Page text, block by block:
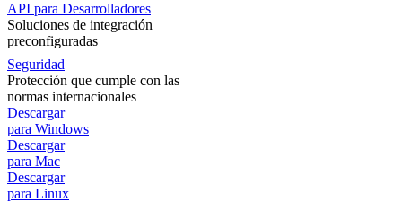
API para Desarrolladores
Soluciones de integración
preconfiguradas
Seguridad
Protección que cumple con las
normas internacionales
Descargar
para Windows
Descargar
para Mac
Descargar
para Linux